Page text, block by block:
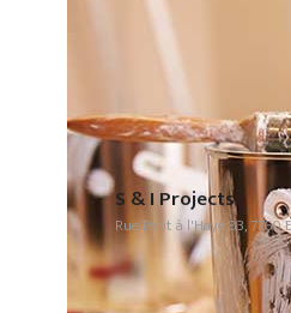
S & I Projects
Rue Pont à l'Haye 83, 7760